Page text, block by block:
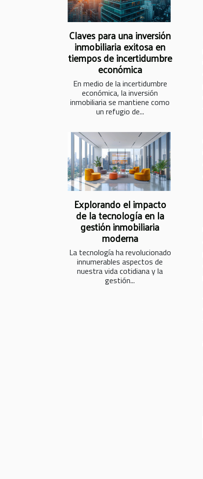
Claves para una inversión
inmobiliaria exitosa en
tiempos de incertidumbre
económica
En medio de la incertidumbre
económica, la inversión
inmobiliaria se mantiene como
un refugio de...
Explorando el impacto
de la tecnología en la
gestión inmobiliaria
moderna
La tecnología ha revolucionado
innumerables aspectos de
nuestra vida cotidiana y la
gestión...